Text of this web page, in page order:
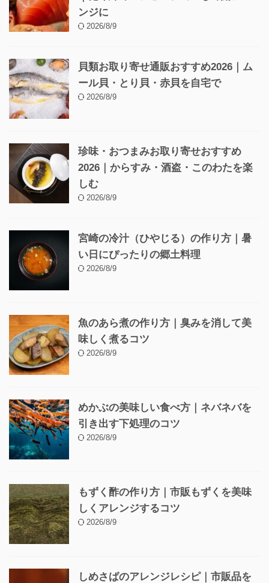
ンジに
2026/8/9
貝類お取り寄せ通販おすすめ2026｜ム
ール貝・とり貝・赤貝を自宅で
2026/8/9
珍味・おつまみお取り寄せおすすめ
2026｜からすみ・酒盗・このわたを楽
しむ
2026/8/9
宮崎の冷汁（ひやじる）の作り方｜暑
い日にぴったりの郷土料理
2026/8/9
魚のあら煮の作り方｜臭みを消して美
味しく煮るコツ
2026/8/9
めかぶの美味しい食べ方｜ネバネバを
引き出す下処理のコツ
2026/8/9
もずく酢の作り方｜市販もずくを美味
しくアレンジするコツ
2026/8/9
しめさばのアレンジレシピ｜市販品を